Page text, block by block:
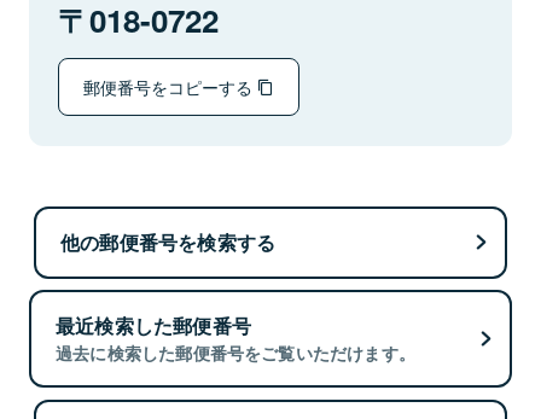
018-0722
郵便番号をコピーする
他の郵便番号を検索する
最近検索した郵便番号
過去に検索した郵便番号をご覧いただけます。